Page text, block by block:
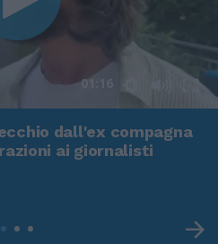
01:16
dall'ex compagna
ai giornalisti